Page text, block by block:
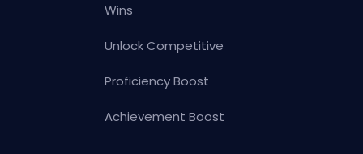
Wins
Unlock Competitive
Proficiency Boost
Achievement Boost